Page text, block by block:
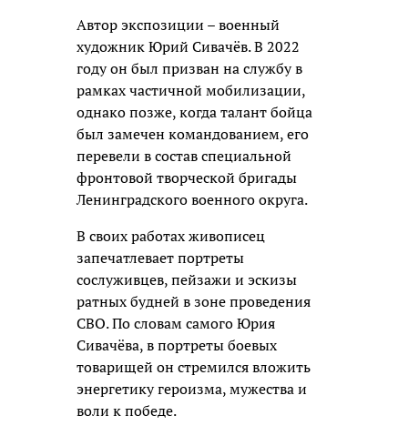
Автор экспозиции – военный
художник Юрий Сивачёв. В 2022
году он был призван на службу в
рамках частичной мобилизации,
однако позже, когда талант бойца
был замечен командованием, его
перевели в состав специальной
фронтовой творческой бригады
Ленинградского военного округа.
В своих работах живописец
запечатлевает портреты
сослуживцев, пейзажи и эскизы
ратных будней в зоне проведения
СВО. По словам самого Юрия
Сивачёва, в портреты боевых
товарищей он стремился вложить
энергетику героизма, мужества и
воли к победе.